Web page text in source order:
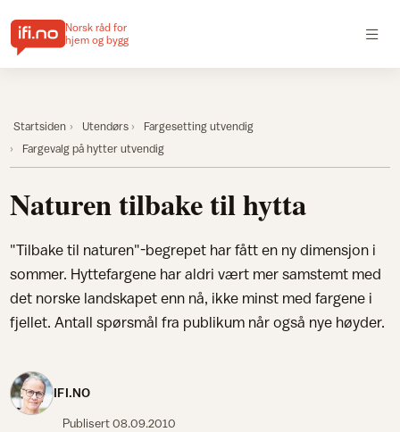
Norsk råd for
hjem og bygg
Startsiden Utendørs
Fargesetting utvendig
Fargevalg på hytter utvendig
Naturen tilbake til hytta
"Tilbake til naturen"-begrepet har fått en ny dimensjon i
sommer. Hyttefargene har aldri vært mer samstemt med
det norske landskapet enn nå, ikke minst med fargene i
fjellet. Antall spørsmål fra publikum når også nye høyder.
IFI.NO
Publisert08.09.2010